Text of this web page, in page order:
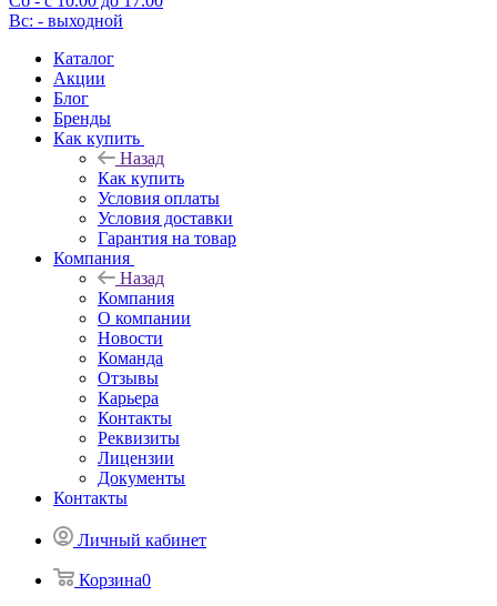
Вс: - выходной
Каталог
Акции
Блог
Бренды
Как купить
Назад
Как купить
Условия оплаты
Условия доставки
Гарантия на товар
Компания
Назад
Компания
О компании
Новости
Команда
Отзывы
Карьера
Контакты
Реквизиты
Лицензии
Документы
Контакты
Личный кабинет
Корзина0